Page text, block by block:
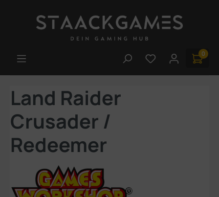
Du hast 0 0
Land Raider
Crusader /
Redeemer